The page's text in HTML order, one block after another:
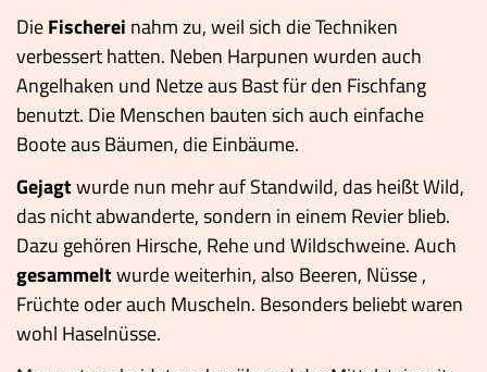
DieFischerei nahm zu, weil sich die Techniken
verbessert hatten. Neben Harpunen wurden auch
Angelhaken und Netze aus Bast für den Fischfang
benutzt. Die Menschen bauten sich auch einfache
Boote aus Bäumen, die Einbäume.
Gejagtwurde nun mehr auf Standwild, das heißt Wild,
das nicht abwanderte, sondern in einem Revier blieb.
Dazu gehören Hirsche, Rehe und Wildschweine. Auch
gesammeltwurde weiterhin, also Beeren, Nüsse ,
Früchte oder auch Muscheln. Besonders beliebt waren
wohl Haselnüsse.